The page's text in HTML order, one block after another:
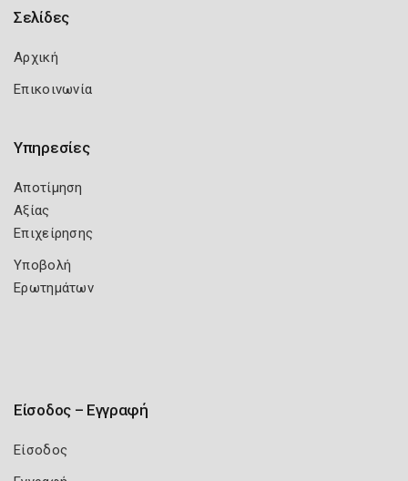
Σελίδες
Αρχική
Επικοινωνία
Υπηρεσίες
Αποτίμηση
Αξίας
Επιχείρησης
Υποβολή
Ερωτημάτων
Είσοδος – Εγγραφή
Είσοδος